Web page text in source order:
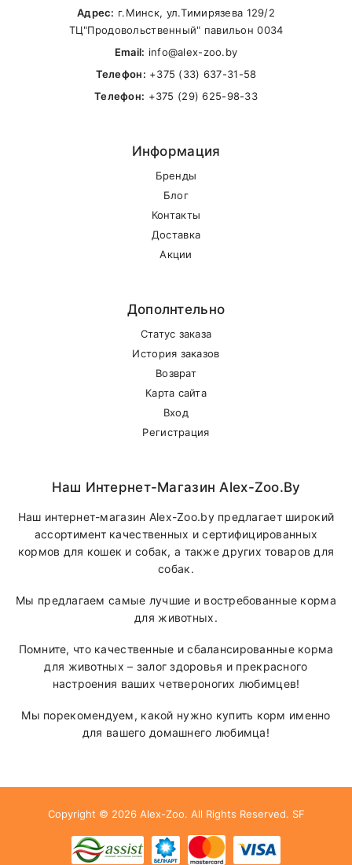
Адрес: г.Минск, ул.Тимирязева 129/2
ТЦ"Продовольственный" павильон 0034
Email: info@alex-zoo.by
Телефон: +375 (33) 637-31-58
Телефон: +375 (29) 625-98-33
Информация
Бренды
Блог
Контакты
Доставка
Акции
Дополнтельно
Статус заказа
История заказов
Возврат
Карта сайта
Вход
Регистрация
Наш Интернет-Магазин Alex-Zoo.by
Наш интернет-магазин Alex-Zoo.by предлагает широкий
ассортимент качественных и сертифицированных
кормов для кошек и собак, а также других товаров для
собак.
Мы предлагаем самые лучшие и востребованные корма
для животных.
Помните, что качественные и сбалансированные корма
для животных – залог здоровья и прекрасного
настроения ваших четвероногих любимцев!
Мы порекомендуем, какой нужно купить корм именно
для вашего домашнего любимца!
Copyright © 2026 Alex-Zoo. All Rights Reserved. SF